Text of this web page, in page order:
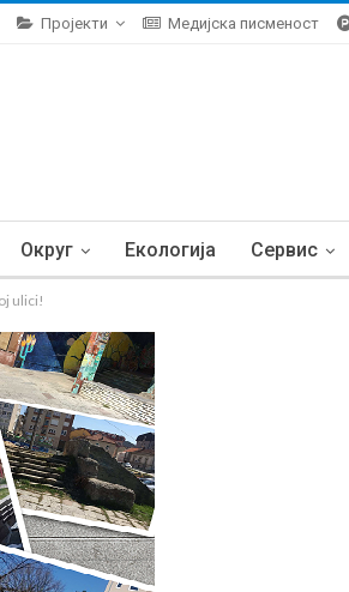
Пројекти Медијска писменост
Округ Екологија Сервис
ulici!